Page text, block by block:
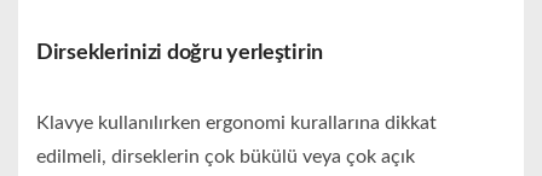
Dirseklerinizi doğru yerleştirin
Klavye kullanılırken ergonomi kurallarına dikkat
edilmeli, dirseklerin çok bükülü veya çok açık